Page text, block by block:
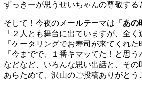
ずっきーが思うせいちゃんの尊敬する
そして！今夜のメールテーマは 「あ
「２人とも舞台に出ていますが、全
「ケータリングでお寿司が来てくれた
「今までで、１番キマッてた！と思
などなど、いろんな思い出話と、その
あらためて、沢山のご投稿ありがとう